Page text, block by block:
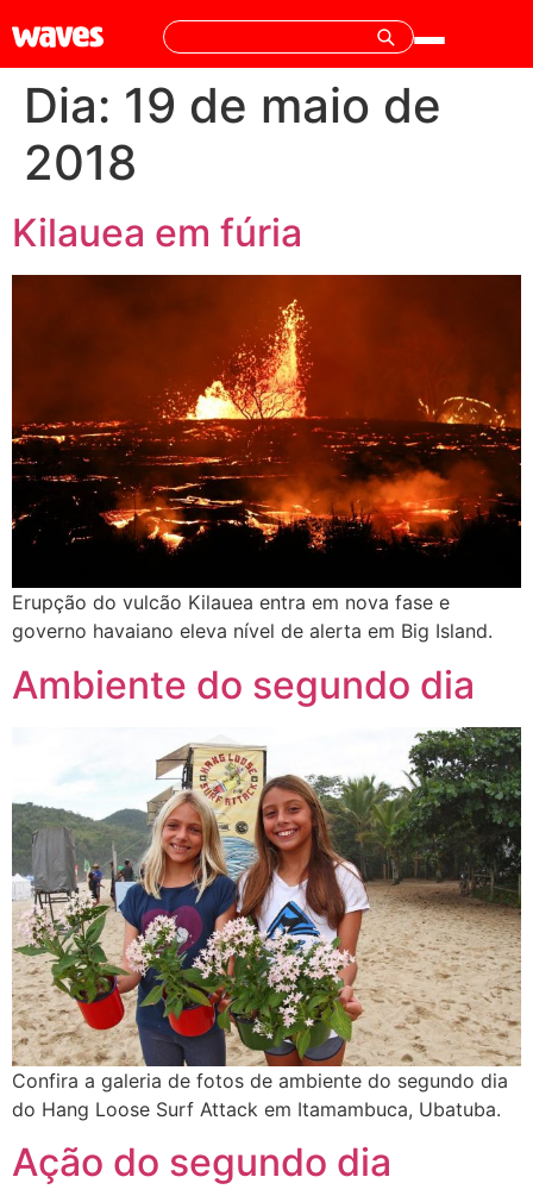
Dia: 19 de maio de
2018
Kilauea em fúria
Erupção do vulcão Kilauea entra em nova fase e
governo havaiano eleva nível de alerta em Big Island.
Ambiente do segundo dia
Confira a galeria de fotos de ambiente do segundo dia
do Hang Loose Surf Attack em Itamambuca, Ubatuba.
Ação do segundo dia